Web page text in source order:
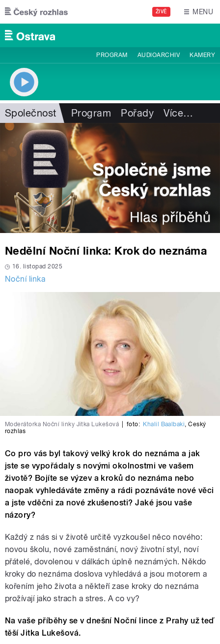
Přejít k hlavnímu obsahu
ŽIVĚ MENU
PROGRAM AUDIOARCHIV KAMERY
Společnost Program Pořady Více…
Nedělní Noční linka: Krok do neznáma
16. listopad 2025
Noční linka
Moderátorka Noční linky Jitka Lukešová foto: Khalil Baalbaki,Český
rozhlas
Co pro vás byl takový velký krok do neznáma a jak
jste se vypořádaly s novými okolnostmi ve vašem
životě? Bojíte se výzev a kroků do neznáma nebo
naopak vyhledáváte změny a rádi poznáváte nové věci
a jste vděčni za nové zkušenosti? Jaké jsou vaše
názory?
Každý z nás si v životě určitě vyzkoušel něco nového:
novou školu, nové zaměstnání, nový životní styl, noví
přátelé, dovolenou v dálkách úplně neznámých. Někdo
kroky do neznáma doslova vyhledává a jsou motorem a
kořením jeho života a někteří zase kroky do neznáma
prožívají jako strach a stres. A co vy?
Na vaše příběhy se v dnešní Noční lince z Prahy už teď
těší Jitka Lukešová.